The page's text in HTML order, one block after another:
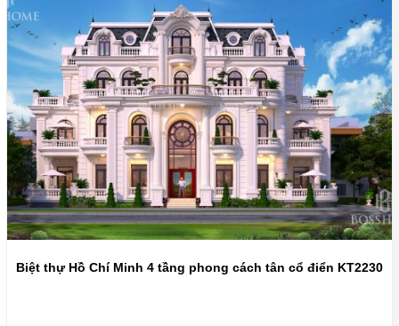
Biệt thự Hồ Chí Minh 4 tầng phong cách tân cổ điển KT2230